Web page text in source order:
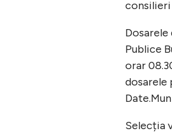
consilieri
Publice
orar
dosarele
Selecția